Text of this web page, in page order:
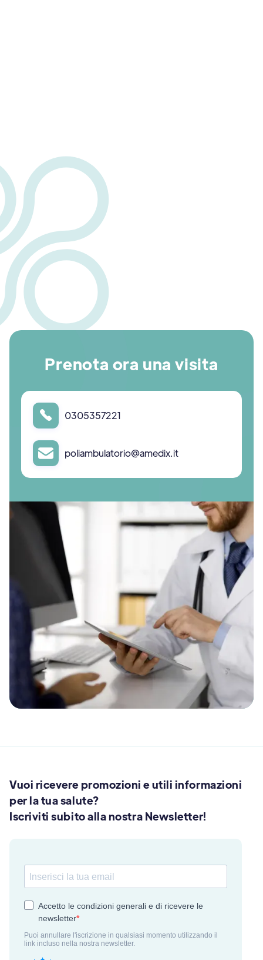
Ostetricia
Percorsi ostetrici personalizzati: accoglienza,
ascolto e competenza
Scopri di più
Prenota ora una visita
0305357221
poliambulatorio@amedix.it
Vuoi ricevere promozioni e utili informazioni
per la tua salute?
Iscriviti subito alla nostra Newsletter!